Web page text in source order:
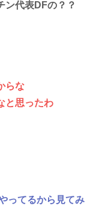
ン代表DFの？？
らな
と思ったわ
ってるから見てみ